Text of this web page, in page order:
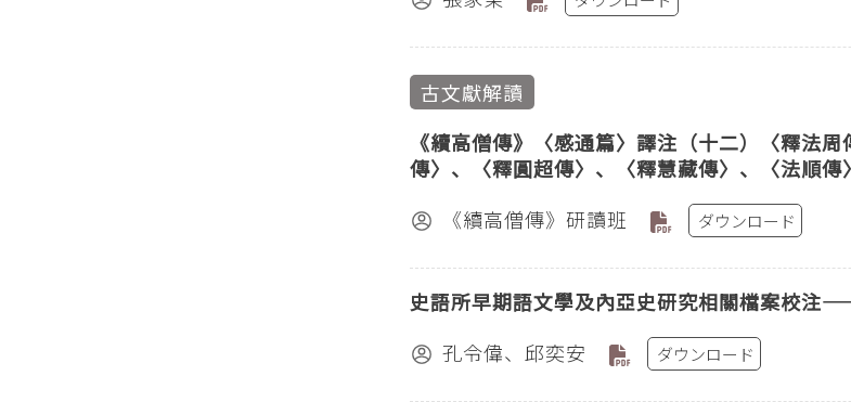
古文獻解讀
《續高僧傳》〈感通篇〉譯注（十二）〈釋法
傳〉、〈釋圓超傳〉、〈釋慧藏傳〉、〈法順傳
《續高僧傳》研讀班
ダウンロード
史語所早期語文學及內亞史研究相關檔案校注
孔令偉、邱奕安
ダウンロード